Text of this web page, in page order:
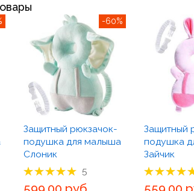
-60%
Защитный рюкзачок-
подушка для малыша
Слоник
Рейтинг товара:
100%
5
Защитный
подушка
Зайчик
Рейтинг
100%